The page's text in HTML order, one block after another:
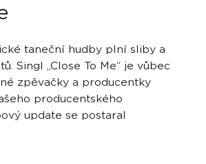
taneční hudby plní sliby a
Singl „Close To Me“ je vůbec
zpěvačky a producentky
producentského
update se postaral